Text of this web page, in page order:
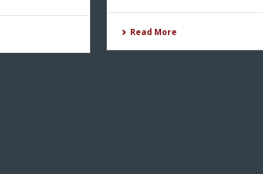
Read More